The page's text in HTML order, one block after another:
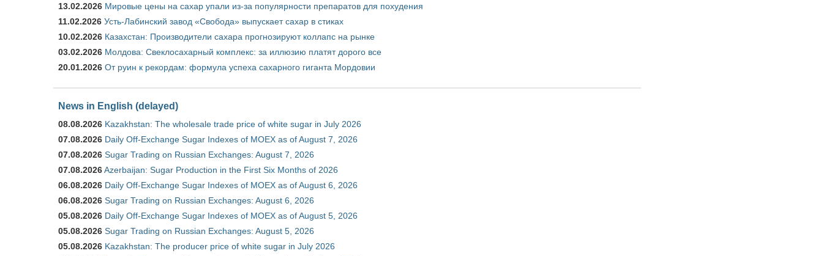
13.02.2026 Мировые цены на сахар упали из-за популярности препаратов для похудения
11.02.2026 Усть-Лабинский завод «Свобода» выпускает сахар в стиках
10.02.2026 Казахстан: Производители сахара прогнозируют коллапс на рынке
03.02.2026 Молдова: Свеклосахарный комплекс: за иллюзию платят дорого все
20.01.2026 От руин к рекордам: формула успеха сахарного гиганта Мордовии
News in English (delayed)
08.08.2026 Kazakhstan: The wholesale trade price of white sugar in July 2026
07.08.2026 Daily Off-Exchange Sugar Indexes of MOEX as of August 7, 2026
07.08.2026 Sugar Trading on Russian Exchanges: August 7, 2026
07.08.2026Azerbaijan: Sugar Production in the First Six Months of 2026
06.08.2026 Daily Off-Exchange Sugar Indexes of MOEX as of August 6, 2026
06.08.2026 Sugar Trading on Russian Exchanges: August 6, 2026
05.08.2026 Daily Off-Exchange Sugar Indexes of MOEX as of August 5, 2026
05.08.2026 Sugar Trading on Russian Exchanges: August 5, 2026
05.08.2026 Kazakhstan: The producer price of white sugar in July 2026